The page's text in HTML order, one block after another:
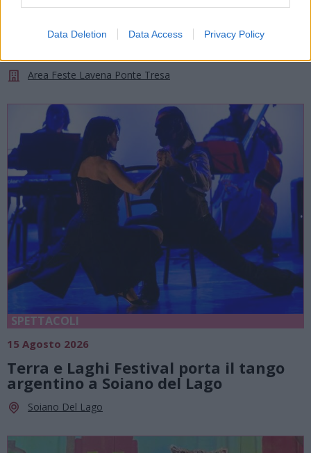
Data Deletion Data Access Privacy Policy
Con Terra e Laghi a Lavena Ponte
Tresa la Festa dei Colori
Area Feste Lavena Ponte Tresa
SPETTACOLI
15 Agosto 2026
Terra e Laghi Festival porta il tango
argentino a Soiano del Lago
Soiano Del Lago